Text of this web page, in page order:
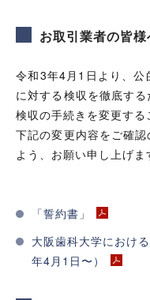
お取引業者の皆
令和3年4月1日より、公
に対する検収を徹底す
検収の手続きを変更する
下記の変更内容をご確
よう、お願い申し上げま
「誓約書」
大阪歯科大学におけ
年4月1日〜）